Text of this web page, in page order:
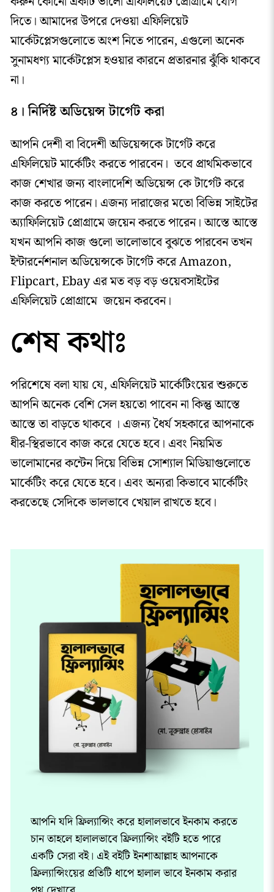
দিতে। আমাদের উপরে দেওয়া এফিলিয়েট
মার্কেটপ্লেসগুলোতে অংশ নিতে পারেন, এগুলো অনেক
সুনামধণ্য মার্কেটপ্লেস হওয়ার কারনে প্রতারনার ঝুঁকি থাকবে
না।
৪। নির্দিষ্ট অডিয়েন্স টার্গেট করা
আপনি দেশী বা বিদেশী অডিয়েন্সকে টার্গেট করে
এফিলিয়েট মার্কেটিং করতে পারবেন। তবে প্রাথমিকভাবে
কাজ শেখার জন্য বাংলাদেশি অডিয়েন্স কে টার্গেট করে
কাজ করতে পারেন। এজন্য দারাজের মতো বিভিন্ন সাইটের
অ্যাফিলিয়েট প্রোগ্রামে জয়েন করতে পারেন। আস্তে আস্তে
যখন আপনি কাজ গুলো ভালোভাবে বুঝতে পারবেন তখন
ইন্টারর্নেশনাল অডিয়েন্সকে টার্গেট করে Amazon,
Flipcart, Ebay এর মত বড় বড় ওয়েবসাইটের
এফিলিয়েট প্রোগ্রামে জয়েন করবেন।
শেষ কথাঃ
পরিশেষে বলা যায় যে, এফিলিয়েট মার্কেটিংয়ের শুরুতে
আপনি অনেক বেশি সেল হয়তো পাবেন না কিন্তু আস্তে
আস্তে তা বাড়তে থাকবে । এজন্য ধৈর্য সহকারে আপনাকে
ধীর-স্থিরভাবে কাজ করে যেতে হবে। এবং নিয়মিত
ভালোমানের কন্টেন দিয়ে বিভিন্ন সোশ্যাল মিডিয়াগুলোতে
মার্কেটিং করে যেতে হবে। এবং অন্যরা কিভাবে মার্কেটিং
করতেছে সেদিকে ভালভাবে খেয়াল রাখতে হবে।
আপনি যদি ফ্রিল্যান্সিং করে হালালভাবে ইনকাম করতে
চান তাহলে হালালভাবে ফ্রিল্যান্সিং বইটি হতে পারে
একটি সেরা বই। এই বইটি ইনশাআল্লাহ আপনাকে
ফ্রিল্যান্সিংয়ের প্রতিটি ধাপে হালাল ভাবে ইনকাম করার